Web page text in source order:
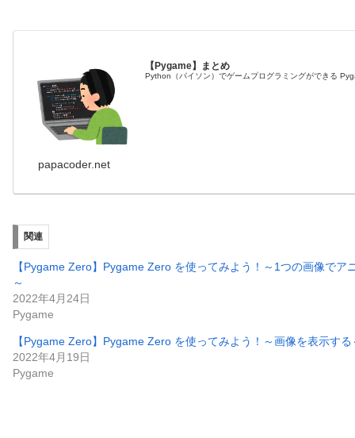
【Pygame】まとめ
Python（パイソン）でゲームプログラミングができる
papacoder.net
関連
【Pygame Zero】Pygame Zero を使ってみよう！～1つの画像でア
～
2022年4月24日
Pygame
【Pygame Zero】Pygame Zero を使ってみよう！～画像を表示する
2022年4月19日
Pygame